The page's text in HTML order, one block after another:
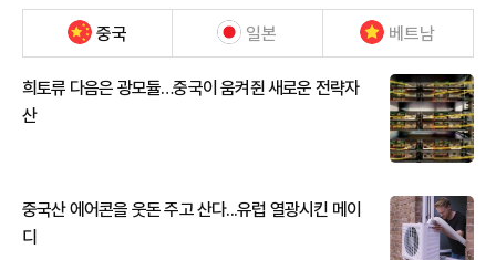
중국 일본 베트남
희토류 다음은 광모듈…중국이 움켜쥔 새로운 전략자
산
중국산 에어콘을 웃돈 주고 산다...유럽 열광시킨 메이
디